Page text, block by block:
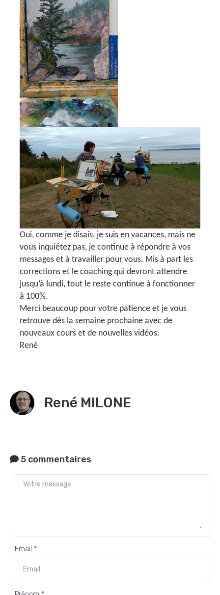
Oui, comme je disais, je suis en vacances, mais ne
vous inquiétez pas, je continue à répondre à vos
messages et à travailler pour vous. Mis à part les
corrections et le coaching qui devront attendre
jusqu’à lundi, tout le reste continue à fonctionner
à 100%.
Merci beaucoup pour votre patience et je vous
retrouve dès la semaine prochaine avec de
nouveaux cours et de nouvelles vidéos.
René
René MILONE
5 commentaires
Email *